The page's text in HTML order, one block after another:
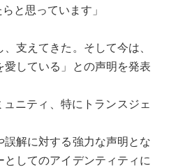
と思っています」
支えてきた。そして今は、
している」との声明を発表
ニティ、特にトランスジェ
誤解に対する強力な声明とな
してのアイデンティティに